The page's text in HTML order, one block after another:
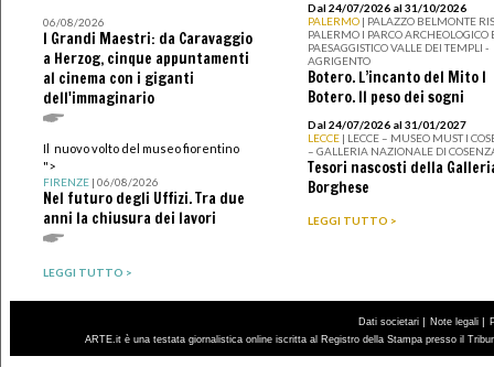
06/08/2026
I Grandi Maestri: da Caravaggio
a Herzog, cinque appuntamenti
al cinema con i giganti
dell'immaginario
Il nuovo volto del museo fiorentino
">
FIRENZE| 06/08/2026
Nel futuro degli Uffizi. Tra due
anni la chiusura dei lavori
LEGGI TUTTO >
Dal 24/07/2026 al 31/10/2026
PALERMO | PALAZZO BELMONTE
PALERMO I PARCO ARCHEOLOGICO
PAESAGGISTICO VALLE DEI TEMPLI -
AGRIGENTO
Botero. L’incanto del Mito I
Botero. Il peso dei sogni
Dal 24/07/2026 al 31/01/2027
LECCE | LECCE – MUSEO MUST I
– GALLERIA NAZIONALE DI
Tesori nascosti della
Borghese
LEGGI TUTTO >
Dati societari | Note legali |
ARTE.it è una testata giornalistica online iscritta al Registro della Stampa presso il